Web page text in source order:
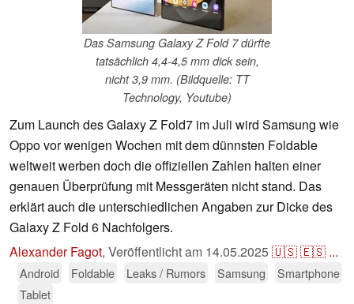
Das Samsung Galaxy Z Fold 7 dürfte
tatsächlich 4,4-4,5 mm dick sein,
nicht 3,9 mm. (Bildquelle: TT
Technology, Youtube)
Zum Launch des Galaxy Z Fold7 im Juli wird Samsung wie
Oppo vor wenigen Wochen mit dem dünnsten Foldable
weltweit werben doch die offiziellen Zahlen halten einer
genauen Überprüfung mit Messgeräten nicht stand. Das
erklärt auch die unterschiedlichen Angaben zur Dicke des
Galaxy Z Fold 6 Nachfolgers.
Alexander Fagot, Veröffentlicht am 14.05.2025🇺🇸🇪🇸 ...
Android Foldable Leaks / Rumors Samsung
Smartphone
Tablet